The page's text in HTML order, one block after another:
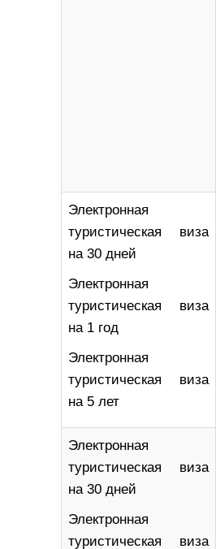
Электронная
туристическая виза
на 30 дней
Электронная
туристическая виза
на 1 год
Электронная
туристическая виза
на 5 лет
Электронная
туристическая виза
на 30 дней
Электронная
туристическая виза